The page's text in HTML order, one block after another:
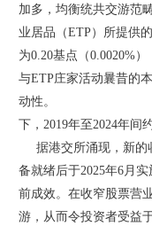
加多，均衡统共交游
业居品（ETP）所提供
为0.20基点（0.0020%
与ETP庄家活动曩昔的
动性。 把柄香港
下，2019年至2024年
据港交所涌现，新的
备就绪后于2025年6月
前成效。在收窄股票营
游，从而令投资者